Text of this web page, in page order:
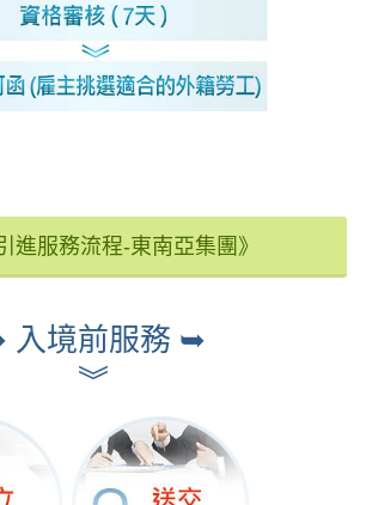
進服務流程-東南亞集團》
入境前服務 ➥
︾